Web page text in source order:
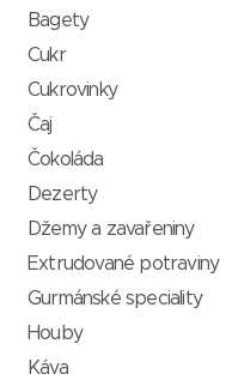
Bagety
Cukr
Cukrovinky
Čaj
Čokoláda
Dezerty
Džemy a zavařeniny
Extrudované potraviny
Gurmánské speciality
Houby
Káva